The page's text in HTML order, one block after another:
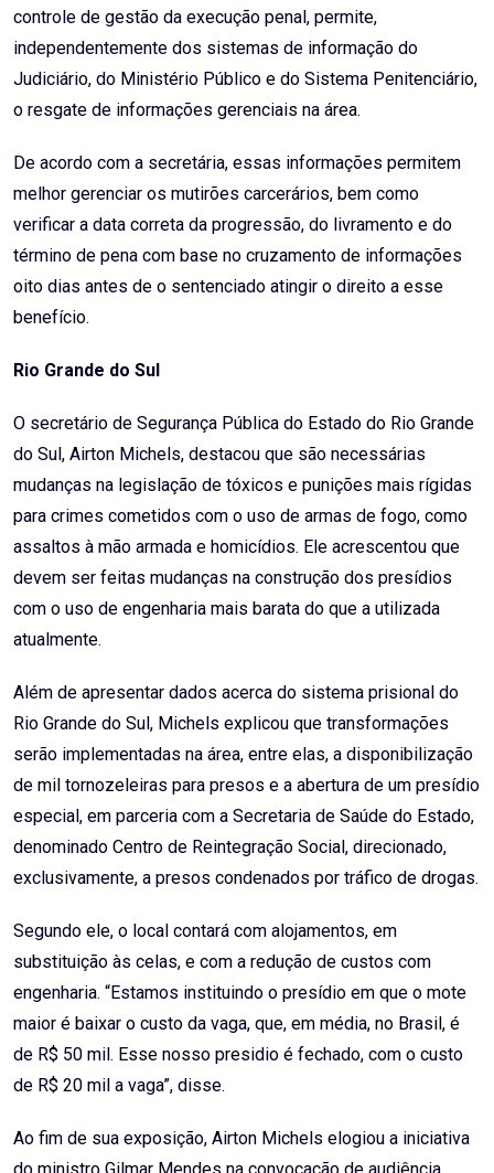
controle de gestão da execução penal, permite,
independentemente dos sistemas de informação do
Judiciário, do Ministério Público e do Sistema Penitenciário,
o resgate de informações gerenciais na área.
De acordo com a secretária, essas informações permitem
melhor gerenciar os mutirões carcerários, bem como
verificar a data correta da progressão, do livramento e do
término de pena com base no cruzamento de informações
oito dias antes de o sentenciado atingir o direito a esse
benefício.
Rio Grande do Sul
O secretário de Segurança Pública do Estado do Rio Grande
do Sul, Airton Michels, destacou que são necessárias
mudanças na legislação de tóxicos e punições mais rígidas
para crimes cometidos com o uso de armas de fogo, como
assaltos à mão armada e homicídios. Ele acrescentou que
devem ser feitas mudanças na construção dos presídios
com o uso de engenharia mais barata do que a utilizada
atualmente.
Além de apresentar dados acerca do sistema prisional do
Rio Grande do Sul, Michels explicou que transformações
serão implementadas na área, entre elas, a disponibilização
de mil tornozeleiras para presos e a abertura de um presídio
especial, em parceria com a Secretaria de Saúde do Estado,
denominado Centro de Reintegração Social, direcionado,
exclusivamente, a presos condenados por tráfico de drogas.
Segundo ele, o local contará com alojamentos, em
substituição às celas, e com a redução de custos com
engenharia. “Estamos instituindo o presídio em que o mote
maior é baixar o custo da vaga, que, em média, no Brasil, é
de R$ 50 mil. Esse nosso presidio é fechado, com o custo
de R$ 20 mil a vaga”, disse.
Ao fim de sua exposição, Airton Michels elogiou a iniciativa